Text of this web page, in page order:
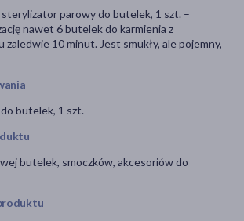
parowy do butelek, 1 szt. –
nawet 6 butelek do karmienia z
zaledwie 10 minut. Jest smukły, ale pojemny,
butelek, 1 szt.
butelek, smoczków, akcesoriów do